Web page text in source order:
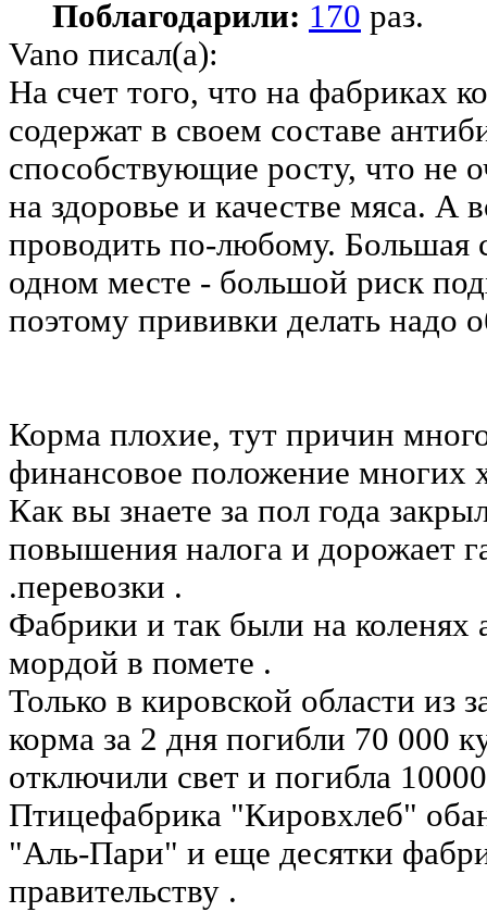
Поблагодарили: 170 раз.
Vano писал(а):
На счет того, что на фабриках
содержат в своем составе
способствующие росту, что не
на здоровье и качестве мяса. А
проводить по-любому. Большая
одном месте - большой риск
поэтому прививки делать надо
Корма плохие, тут причин
финансовое положение многих
Как вы знаете за пол года
повышения налога и дорожает
.перевозки .
Фабрики и так были на коленях
мордой в помете .
Только в кировской области из
корма за 2 дня погибли 70 000
отключили свет и погибла
Птицефабрика "Кировхлеб"
"Аль-Пари" и еще десятки
правительству .